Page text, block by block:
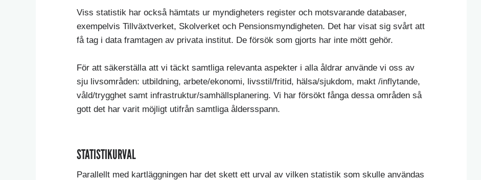
Viss statistik har också hämtats ur myndigheters register och motsvarande databaser,
exempelvis Tillväxtverket, Skolverket och Pensionsmyndigheten. Det har visat sig svårt att
få tag i data framtagen av privata institut. De försök som gjorts har inte mött gehör.
För att säkerställa att vi täckt samtliga relevanta aspekter i alla åldrar använde vi oss av
sju livsområden: utbildning, arbete/ekonomi, livsstil/fritid, hälsa/sjukdom, makt /inflytande,
våld/trygghet samt infrastruktur/samhällsplanering. Vi har försökt fånga dessa områden så
gott det har varit möjligt utifrån samtliga åldersspann.
STATISTIKURVAL
Parallellt med kartläggningen har det skett ett urval av vilken statistik som skulle användas